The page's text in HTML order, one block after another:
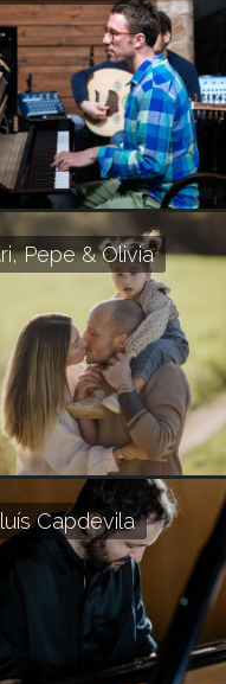
Pepe & Olivia
Capdevila